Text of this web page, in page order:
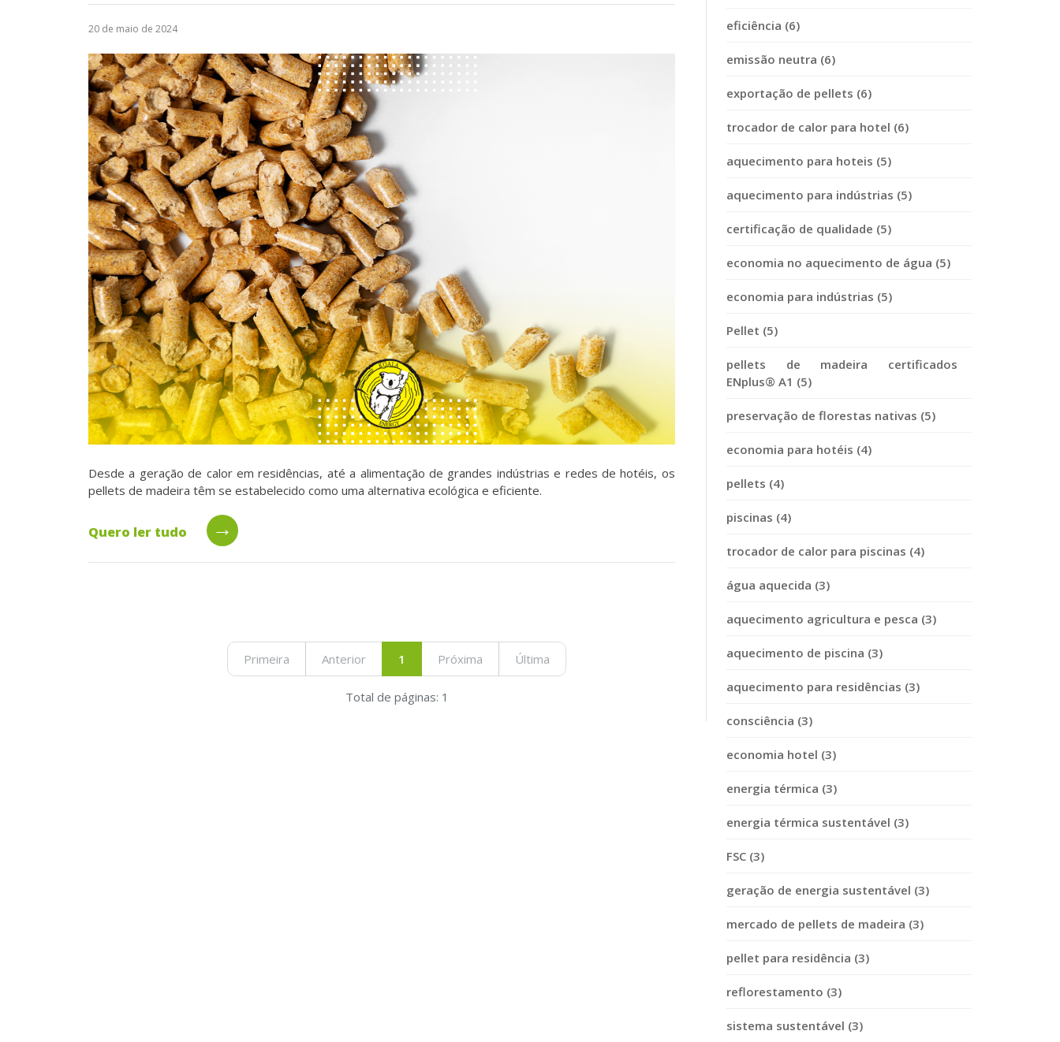
20 de maio de 2024
Desde a geração de calor em residências, até a alimentação de grandes indústrias e redes de hotéis, os
pellets de madeira têm se estabelecido como uma alternativa ecológica e eficiente.
Quero ler tudo →
Primeira Anterior 1 Próxima Última
Total de páginas: 1
eficiência (6)
emissão neutra (6)
exportação de pellets (6)
trocador de calor para hotel (6)
aquecimento para hoteis (5)
aquecimento para indústrias (5)
certificação de qualidade (5)
economia no aquecimento de água (5)
economia para indústrias (5)
Pellet (5)
pellets de madeira certificados
ENplus® A1 (5)
preservação de florestas nativas (5)
economia para hotéis (4)
pellets (4)
piscinas (4)
trocador de calor para piscinas (4)
água aquecida (3)
aquecimento agricultura e pesca (3)
aquecimento de piscina (3)
aquecimento para residências (3)
consciência (3)
economia hotel (3)
energia térmica (3)
energia térmica sustentável (3)
FSC (3)
geração de energia sustentável (3)
mercado de pellets de madeira (3)
pellet para residência (3)
reflorestamento (3)
sistema sustentável (3)